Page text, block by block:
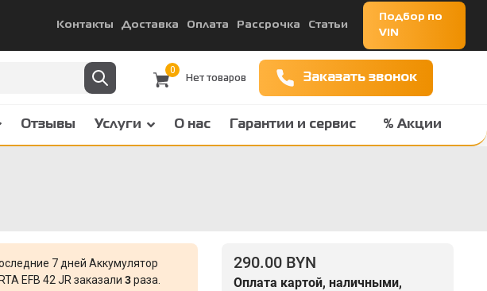
Контакты Доставка Оплата Рассрочка Статьи
Подбор по
VIN
0
Заказать звонок
Отзывы Услуги О нас Гарантии и сервис % Акции
7 дней Аккумулятор
EFB 42 JR заказали 3раза.
290.00 BYN
Оплата картой, наличными,